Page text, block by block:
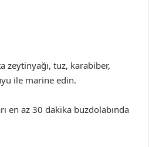
zeytinyağı, tuz, karabiber,
ile marine edin.
en az 30 dakika buzdolabında